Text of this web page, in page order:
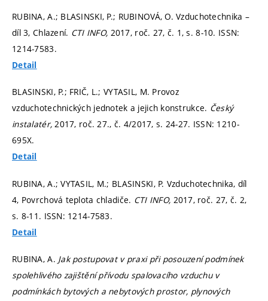
RUBINA, A.; BLASINSKI, P.; RUBINOVÁ, O. Vzduchotechnika –
díl 3, Chlazení. CTI INFO, 2017, roč. 27, č. 1,s. 8-10. ISSN:
1214-7583.
Detail
BLASINSKI, P.; FRIČ, L.; VYTASIL, M. Provoz
vzduchotechnických jednotek a jejich konstrukce. Český
instalatér,2017, roč. 27., č. 4/2017, s. 24-27. ISSN: 1210-
695X.
Detail
RUBINA, A.; VYTASIL, M.; BLASINSKI, P. Vzduchotechnika, díl
4, Povrchová teplota chladiče. CTI INFO, 2017, roč. 27, č. 2,
s. 8-11. ISSN: 1214-7583.
Detail
RUBINA, A. Jak postupovat v praxi při posouzení podmínek
spolehlivého zajištění přívodu spalovacího vzduchu v
podmínkách bytových a nebytových prostor, plynových